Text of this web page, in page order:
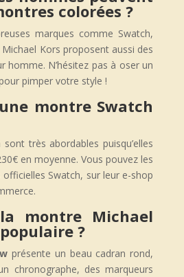
colorées ?
marques comme Swatch,
Kors proposent aussi des
homme. N’hésitez pas à oser un
pimper votre style !
montre Swatch
très abordables puisqu’elles
en moyenne. Vous pouvez les
Swatch, sur leur e-shop
montre Michael
?
présente un beau cadran rond,
chronographe, des marqueurs